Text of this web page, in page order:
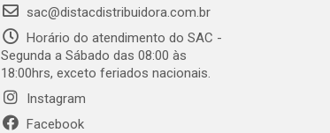
sac@distacdistribuidora.com.br
Horário do atendimento do SAC -
Segunda a Sábado das 08:00 às
18:00hrs, exceto feriados nacionais.
Instagram
Facebook